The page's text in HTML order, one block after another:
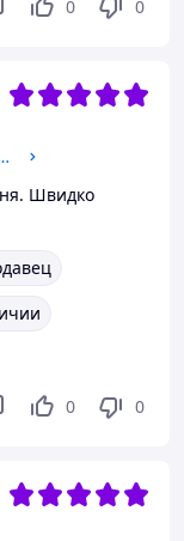
0 0
1459 38 визон кожа-сатен 39
Швидко
0 0